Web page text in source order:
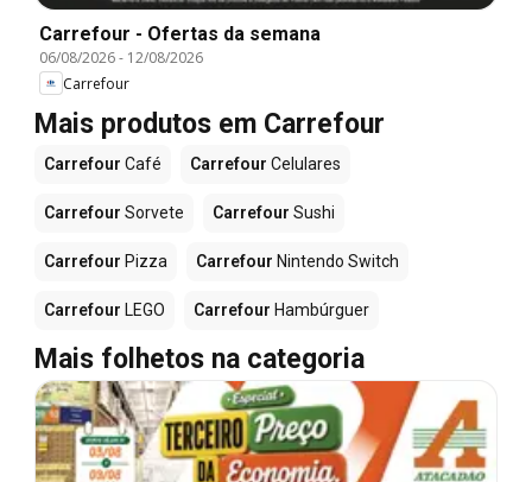
Carrefour - Ofertas da semana
06/08/2026- 12/08/2026
Carrefour
Mais produtos em Carrefour
Carrefour Café Carrefour Celulares
Carrefour Sorvete Carrefour Sushi
Carrefour Pizza Carrefour Nintendo Switch
Carrefour LEGO Carrefour Hambúrguer
Mais folhetos na categoria